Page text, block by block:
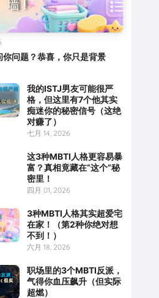
你问题？恭喜，你只是背景
我的ISTJ男友可能很严
格，但这里有7个他其实
痴迷你的秘密信号（这绝
对赚了）
七月 14, 2026
这3种MBTI人格更容易暴
富？真相竟藏在“这个”秘
密里！
四月 01, 2026
3种MBTI人格其实超爱宅
在家！（第2种你绝对想
不到！）
六月 18, 2026
职场里的3个MBTI反派，
气得你血压飙升（但实际
超燃）